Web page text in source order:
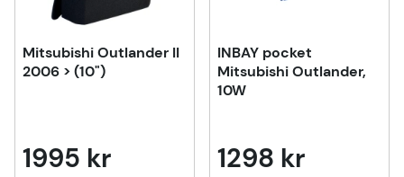
Mitsubishi Outlander II
2006 > (10")
1995 kr
INBAY pocket
Mitsubishi Outlander,
10W
1298 kr